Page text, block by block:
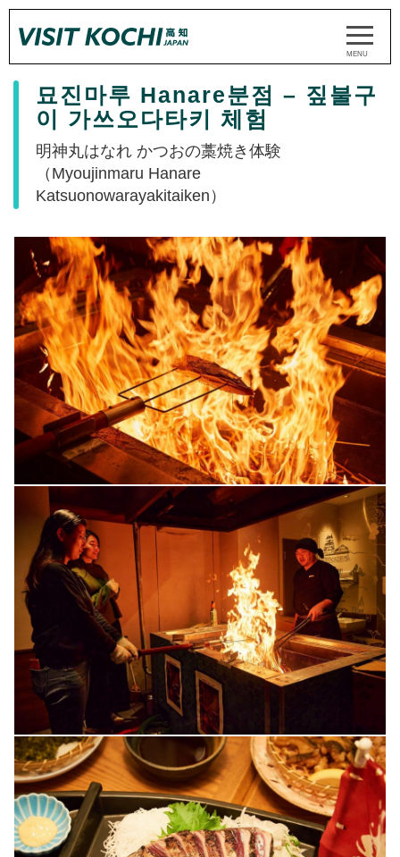
묘진마루 Hanare분점 – 짚불구
이 가쓰오다타키 체험
明神丸はなれ かつおの藁焼き体験
（Myoujinmaru Hanare
Katsuonowarayakitaiken）